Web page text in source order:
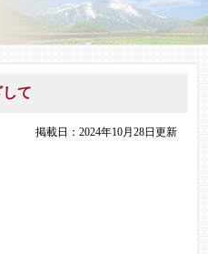
て
掲載日：2024年10月28日更新